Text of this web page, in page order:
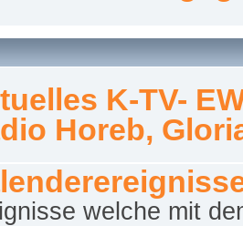
K-TV-
Horeb,
welche mit